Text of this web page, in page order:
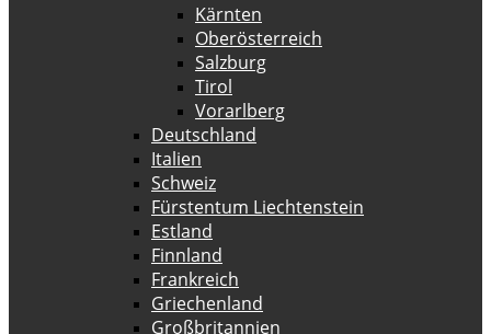
Kärnten
Oberösterreich
Salzburg
Tirol
Vorarlberg
Deutschland
Italien
Schweiz
Fürstentum Liechtenstein
Estland
Finnland
Frankreich
Griechenland
Großbritannien